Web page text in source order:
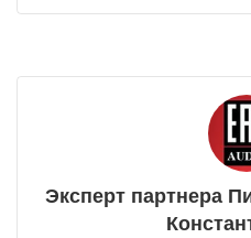
Эксперт партнера